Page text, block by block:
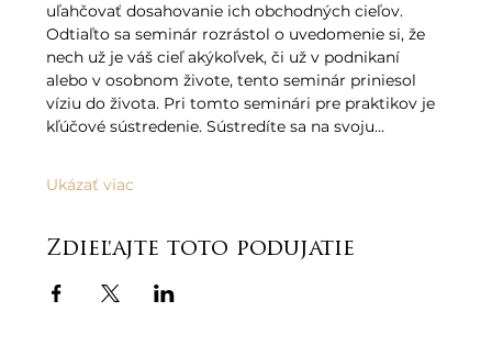
uľahčovať dosahovanie ich obchodných cieľov.
Odtiaľto sa seminár rozrástol o uvedomenie si, že
nech už je váš cieľ akýkoľvek, či už v podnikaní
alebo v osobnom živote, tento seminár priniesol
víziu do života. Pri tomto seminári pre praktikov je
kľúčové sústredenie. Sústredíte sa na svoju…
Ukázať viac
Zdieľajte toto podujatie